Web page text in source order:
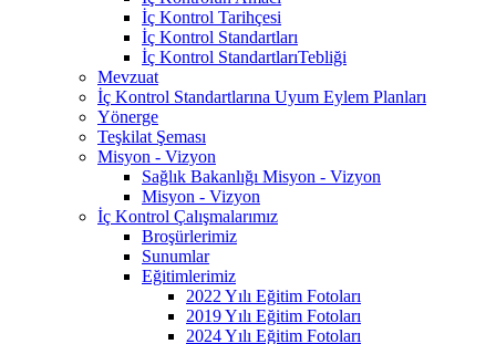
İç Kontrol Tarihçesi
İç Kontrol Standartları
İç Kontrol StandartlarıTebliği
Mevzuat
İç Kontrol Standartlarına Uyum Eylem Planları
Yönerge
Teşkilat Şeması
Misyon - Vizyon
Sağlık Bakanlığı Misyon - Vizyon
Misyon - Vizyon
İç Kontrol Çalışmalarımız
Broşürlerimiz
Sunumlar
Eğitimlerimiz
2022 Yılı Eğitim Fotoları
2019 Yılı Eğitim Fotoları
2024 Yılı Eğitim Fotoları